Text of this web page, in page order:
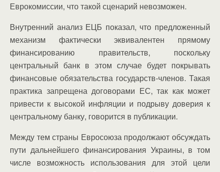
Еврокомиссии, что такой сценарий невозможен.
Внутренний анализ ЕЦБ показал, что предложенный
механизм фактически эквивалентен прямому
финансированию правительств, поскольку
центральный банк в этом случае будет покрывать
финансовые обязательства государств-членов. Такая
практика запрещена договорами ЕС, так как может
привести к высокой инфляции и подрыву доверия к
центральному банку, говорится в публикации.
Между тем страны Евросоюза продолжают обсуждать
пути дальнейшего финансирования Украины, в том
числе возможность использования для этой цели